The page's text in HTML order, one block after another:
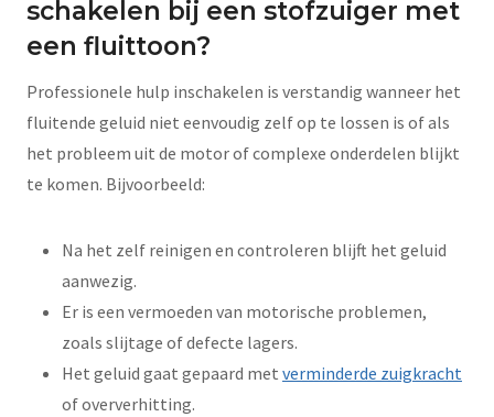
schakelen bij een stofzuiger met
een fluittoon?
Professionele hulp inschakelen is verstandig wanneer het
fluitende geluid niet eenvoudig zelf op te lossen is of als
het probleem uit de motor of complexe onderdelen blijkt
te komen. Bijvoorbeeld:
Na het zelf reinigen en controleren blijft het geluid
aanwezig.
Er is een vermoeden van motorische problemen,
zoals slijtage of defecte lagers.
Het geluid gaat gepaard met verminderde zuigkracht
of oververhitting.